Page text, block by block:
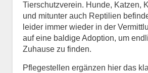
Tierschutzverein. Hunde, Katzen,
und mitunter auch Reptilien
leider immer wieder in der
auf eine baldige Adoption, um
Zuhause zu finden.
Pflegestellen ergänzen hier das